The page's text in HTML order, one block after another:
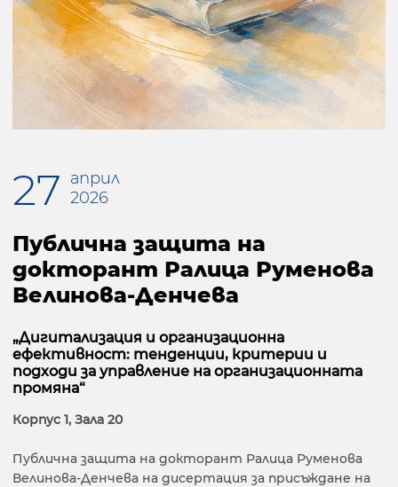
27 април
2026
Публична защита на
докторант Ралица Руменова
Велинова-Денчева
„Дигитализация и организационна
ефективност: тенденции, критерии и
подходи за управление на организационната
промяна“
Корпус 1, Зала 20
Публична защита на докторант Ралица Руменова
Велинова-Денчева на дисертация за присъждане на